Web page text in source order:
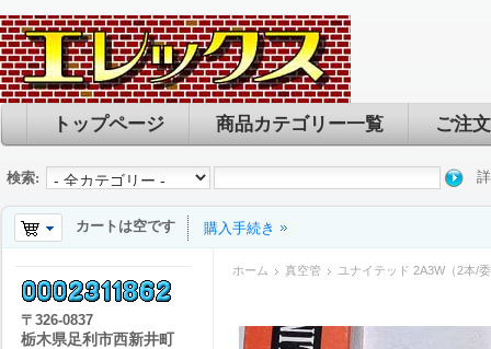
トップページ 商品カテゴリー一覧 ご注
検索:
カートは空です 購入手続き
ホーム 真空管 ユナイテッド 2A3W（2本/
〒 326-0837
栃木県足利市西新井町